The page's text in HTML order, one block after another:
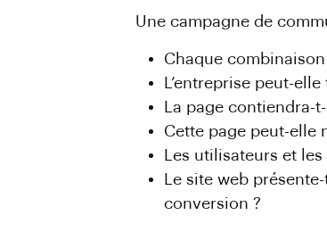
Une campagne de
Chaque
L’entreprise peut-
La page
Cette page peut-elle
Les utilisateurs et
Le site web
conversion ?